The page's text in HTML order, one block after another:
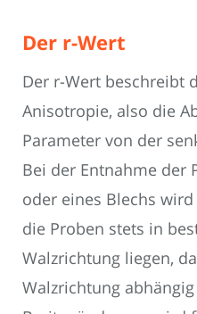
Der r-Wert
Der r-Wert beschreibt
Anisotropie, also die
Parameter von der
Bei der Entnahme der
oder eines Blechs
die Proben stets in
Walzrichtung liegen,
Walzrichtung